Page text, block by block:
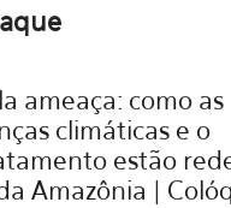
ameaça: como as
climáticas e o
estão
Amazônia |